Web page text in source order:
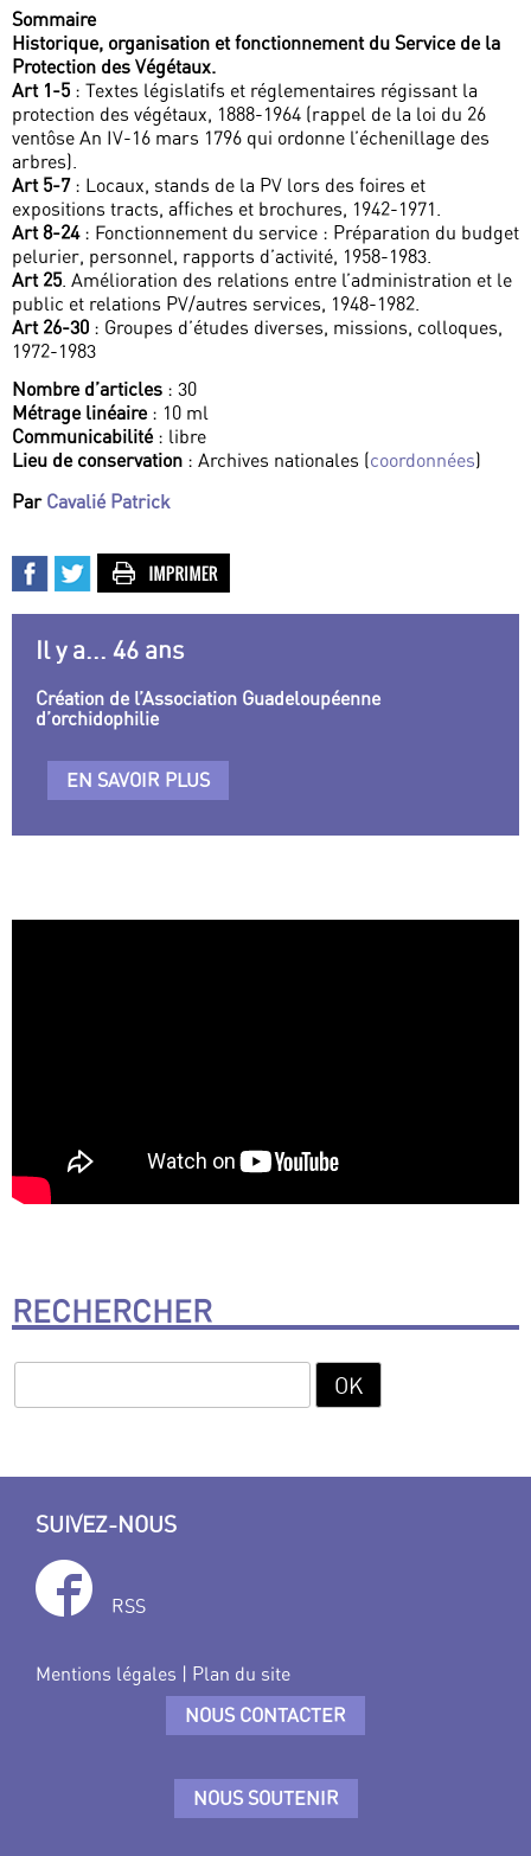
Sommaire
Historique, organisation et fonctionnement du Service de la
Protection des Végétaux.
Art 1-5 : Textes législatifs et réglementaires régissant la
protection des végétaux, 1888-1964 (rappel de la loi du 26
ventôse An IV-16 mars 1796 qui ordonne l’échenillage des
arbres).
Art 5-7: Locaux, stands de la PV lors des foires et
expositions tracts, affiches et brochures, 1942-1971.
Art 8-24: Fonctionnement du service : Préparation du budget
pelurier, personnel, rapports d’activité, 1958-1983.
Art 25. Amélioration des relations entre l’administration et le
public et relations PV/autres services, 1948-1982.
Art 26-30 : Groupes d’études diverses, missions, colloques,
1972-1983
Nombre d’articles : 30
Métrage linéaire: 10 ml
Communicabilité: libre
Lieu de conservation : Archives nationales (coordonnées)
Par Cavalié Patrick
Il y a... 46 ans
Création de l’Association Guadeloupéenne
d’orchidophilie
EN SAVOIR PLUS
RECHERCHER
SUIVEZ-NOUS
RSS
Mentions légales | Plan du site
NOUS CONTACTER
NOUS SOUTENIR